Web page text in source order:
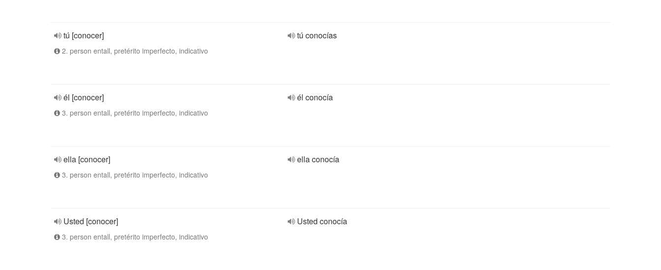
tú [conocer]
2. person entall, pretérito imperfecto, indicativo
tú conocías
él [conocer]
3. person entall, pretérito imperfecto, indicativo
él conocía
ella [conocer]
3. person entall, pretérito imperfecto, indicativo
ella conocía
Usted [conocer]
3. person entall, pretérito imperfecto, indicativo
Usted conocía